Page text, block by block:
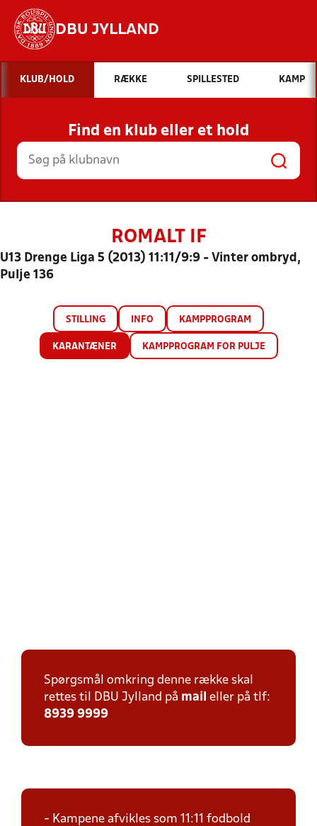
DBU JYLLAND
Hvad vil du søge efter?
INDHOLD OG NYHEDER
STILLINGER, RESULTATER, KLUBBER OG
HOLD
KLUB/HOLD RÆKKE SPILLESTED KAMP
Find en klub eller et hold
ROMALT IF
U13 Drenge Liga 5 (2013) 11:11/9:9 - Vinter ombryd,
Pulje 136
STILLING INFO KAMPPROGRAM
KARANTÆNER KAMPPROGRAM FOR PULJE
Spørgsmål omkring denne række skal
rettes til DBU Jylland på mail eller på tlf:
8939 9999
- Kampene afvikles som 11:11 fodbold